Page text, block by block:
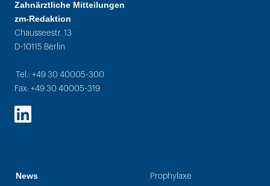
Zahnärztliche Mitteilungen
zm-Redaktion
Chausseestr. 13
D-10115 Berlin
Tel.: +49 30 40005-300
Fax: +49 30 40005-319
LinkedIn
News Prophylaxe